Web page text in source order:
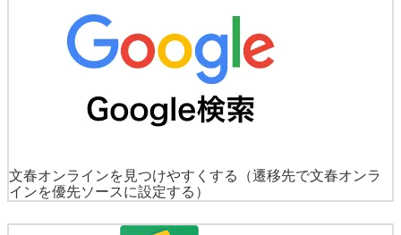
文春オンラインを見つけやすくする
（遷移先で文春オンラ
インを優先ソースに設定する）